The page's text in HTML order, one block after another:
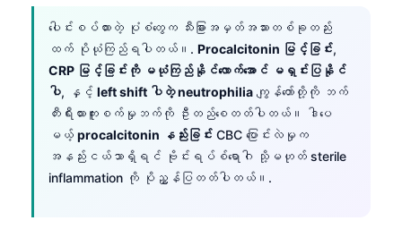
ပေါင်းစပ်ထားတဲ့ ပုံစံတွေက သီးခြားအမှတ်အသားတစ်ခုတည်း
ထက် ပိုယုံကြည်ရပါတယ်။. Procalcitonin မြင့်ခြင်း,
CRP မြင့်ခြင်းကို မယုံကြည်နိုင်လောက်အောင် မရှင်းပြနိုင်
ပါ, နှင့် left shift ပါတဲ့ neutrophilia ကျွန်တော်တို့ကို ဘက်
တီးရီးယားကူးစက်မှုဘက်ကို ဦးတည်စေတတ်ပါတယ်။ ဒါပေ
မယ့် procalcitonin နည်းခြင်း CBC ပြောင်းလဲမှုက
အနည်းငယ်သာရှိရင် ဗိုင်းရပ်စ်ရောဂါ သို့မဟုတ် sterile
inflammation ကို ပိုညွှန်ပြတတ်ပါတယ်။.
كوردی‎
پښتو
سنڌي
සිංහල
অসমীয়া
Galego